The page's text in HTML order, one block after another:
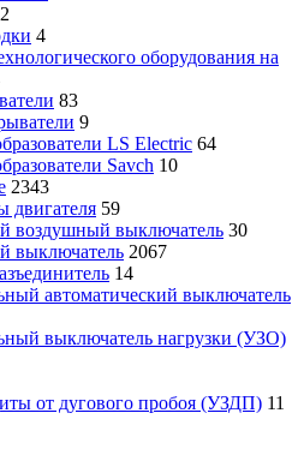
2
4
оборудования на
83
9
LS Electric 64
Savch 10
2343
двигателя 59
воздушный выключатель 30
выключатель 2067
14
автоматический выключатель
выключатель нагрузки (УЗО)
от дугового пробоя (УЗДП) 11